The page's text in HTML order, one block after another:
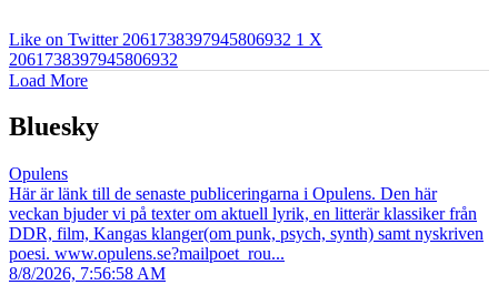
Like on Twitter 2061738397945806932 1 X
2061738397945806932
Load More
Bluesky
Opulens
Här är länk till de senaste publiceringarna i Opulens. Den här
veckan bjuder vi på texter om aktuell lyrik, en litterär klassiker från
DDR, film, Kangas klanger(om punk, psych, synth) samt nyskriven
poesi. www.opulens.se?mailpoet_rou...
8/8/2026, 7:56:58 AM